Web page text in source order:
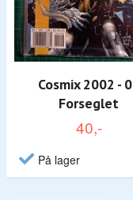
Cosmix 2002 -
Forseglet
40,-
På lager